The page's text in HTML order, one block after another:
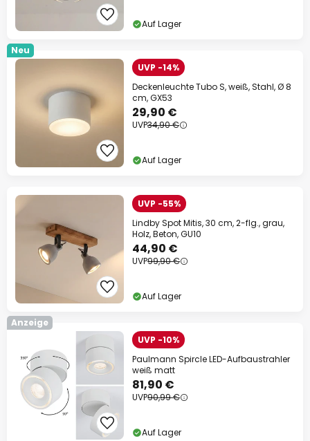
Auf Lager
Neu
UVP -14%
Deckenleuchte Tubo S, weiß, Stahl, Ø 8
cm, GX53
29,90 €
UVP34,90 €
Auf Lager
UVP -55%
Lindby Spot Mitis, 30 cm, 2-flg., grau,
Holz, Beton, GU10
44,90 €
UVP99,90 €
Auf Lager
Anzeige
UVP -10%
Paulmann Spircle LED-Aufbaustrahler
weiß matt
81,90 €
UVP90,99 €
Auf Lager